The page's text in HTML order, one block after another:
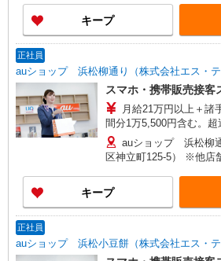
者 経験5年 年収480万
＋諸手当）/30歳店長職
る場所
キープ
正社員
auショップ 浜松柳通り（株式会社エス・テ
スマホ・携帯販売接客
月給21万円以上＋
間分1万5,500円含む。
す。 【年収例】 年収400万円（月給25万円×12ヶ
月＋諸手当）/25歳 経
28万円×12ヶ月＋諸手当
者 経験5年 年収480万
＋諸手当）/30歳店長職
auショップ 浜松柳
区神立町125-5） ※他店
る場所
キープ
正社員
auショップ 浜松小豆餅（株式会社エス・テ